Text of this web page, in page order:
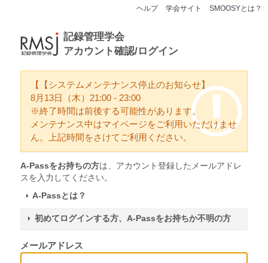
ヘルプ 学会サイト SMOOSYとは？
記録管理学会
アカウント確認/ログイン
【【システムメンテナンス停止のお知らせ】
8月13日（木）21:00 - 23:00
※終了時間は前後する可能性があります。
メンテナンス中はマイページをご利用いただけませ
ん。上記時間をさけてご利用ください。
A-Passをお持ちの方は、アカウント登録したメールアドレ
スを入力してください。
A-Passとは？
初めてログインする方、A-Passをお持ちか不明の方
メールアドレス